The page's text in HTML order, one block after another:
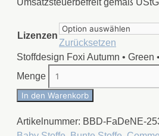
Umsatzsteuerbefreit gemäß
Lizenzen
Zurücksetzen
Stoffdesign Foxi Autumn • Green
Menge
In den Warenkorb
Artikelnummer: BBD-FaDeNE-